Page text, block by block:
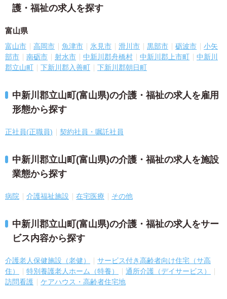
護・福祉の求人を探す
富山県
富山市 高岡市 魚津市 氷見市 滑川市 黒部市 砺波市
小矢
部市
南砺市 射水市 中新川郡舟橋村 中新川郡上市町
中新川
郡立山町
下新川郡入善町 下新川郡朝日町
中新川郡立山町(富山県)の介護・福祉の求人を雇用
形態から探す
正社員(正職員) 契約社員・嘱託社員
中新川郡立山町(富山県)の介護・福祉の求人を施設
業態から探す
病院 介護福祉施設 在宅医療 その他
中新川郡立山町(富山県)の介護・福祉の求人をサー
ビス内容から探す
介護老人保健施設（老健）
サービス付き高齢者向け住宅（サ高
住）
特別養護老人ホーム（特養）
通所介護（デイサービス）
訪問看護
ケアハウス・高齢者住宅地